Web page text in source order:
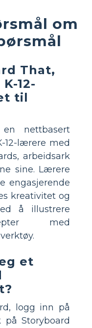
om
That,
12-
til
nettbasert
12-lærere med
arbeidsark
sine. Lærere
engasjerende
kreativitet og
å illustrere
med
et
logg inn på
på Storyboard